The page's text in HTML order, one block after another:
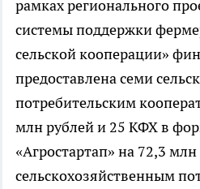
рамках регионального
системы поддержки
сельской кооперации»
предоставлена семи
потребительским
млн рублей и 25 КФХ в
«Агростартап» на 72,3
сельскохозяйственным